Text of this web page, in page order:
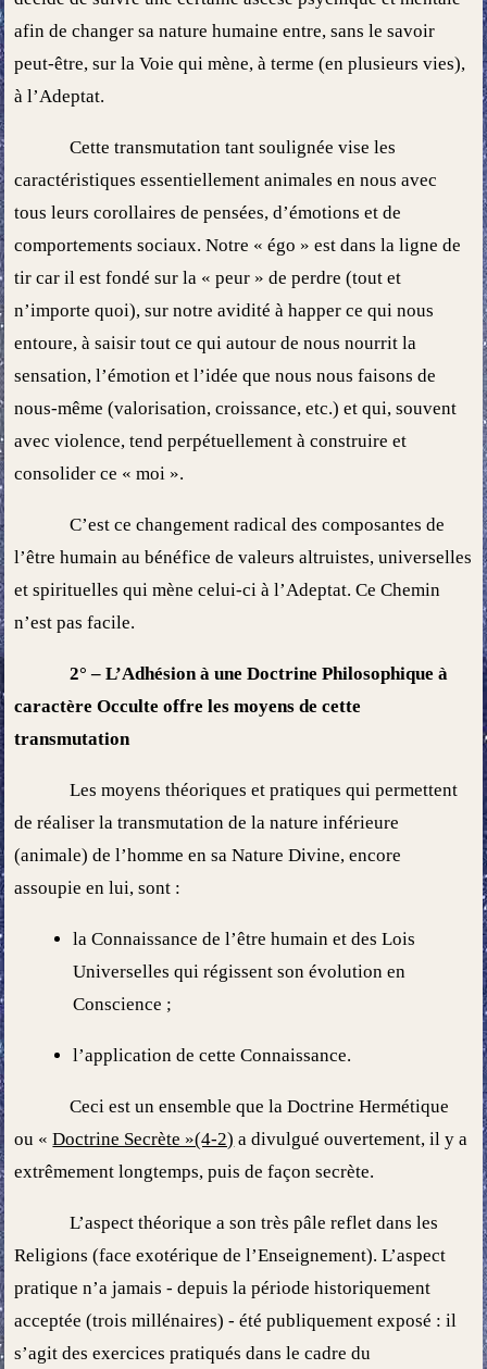
afin de changer sa nature humaine entre, sans le savoir
peut-être, sur la Voie qui mène, à terme (en plusieurs vies),
à l’Adeptat.
Cette transmutation tant soulignée vise les
caractéristiques essentiellement animales en nous avec
tous leurs corollaires de pensées, d’émotions et de
comportements sociaux. Notre « égo » est dans la ligne de
tir car il est fondé sur la « peur » de perdre (tout et
n’importe quoi), sur notre avidité à happer ce qui nous
entoure, à saisir tout ce qui autour de nous nourrit la
sensation, l’émotion et l’idée que nous nous faisons de
nous-même (valorisation, croissance, etc.) et qui, souvent
avec violence, tend perpétuellement à construire et
consolider ce « moi ».
C’est ce changement radical des composantes de
l’être humain au bénéfice de valeurs altruistes, universelles
et spirituelles qui mène celui-ci à l’Adeptat. Ce Chemin
n’est pas facile.
2° – L’Adhésion à une Doctrine Philosophique à
caractère Occulte offre les moyens de cette
transmutation
Les moyens théoriques et pratiques qui permettent
de réaliser la transmutation de la nature inférieure
(animale) de l’homme en sa Nature Divine, encore
assoupie en lui, sont :
la Connaissance de l’être humain et des Lois
Universelles qui régissent son évolution en
Conscience ;
l’application de cette Connaissance.
Ceci est un ensemble que la Doctrine Hermétique
ou «Doctrine Secrète »(4-2) a divulgué ouvertement, il y a
extrêmement longtemps, puis de façon secrète.
L’aspect théorique a son très pâle reflet dans les
Religions (face exotérique de l’Enseignement). L’aspect
pratique n’a jamais - depuis la période historiquement
acceptée (trois millénaires) - été publiquement exposé : il
s’agit des exercices pratiqués dans le cadre du